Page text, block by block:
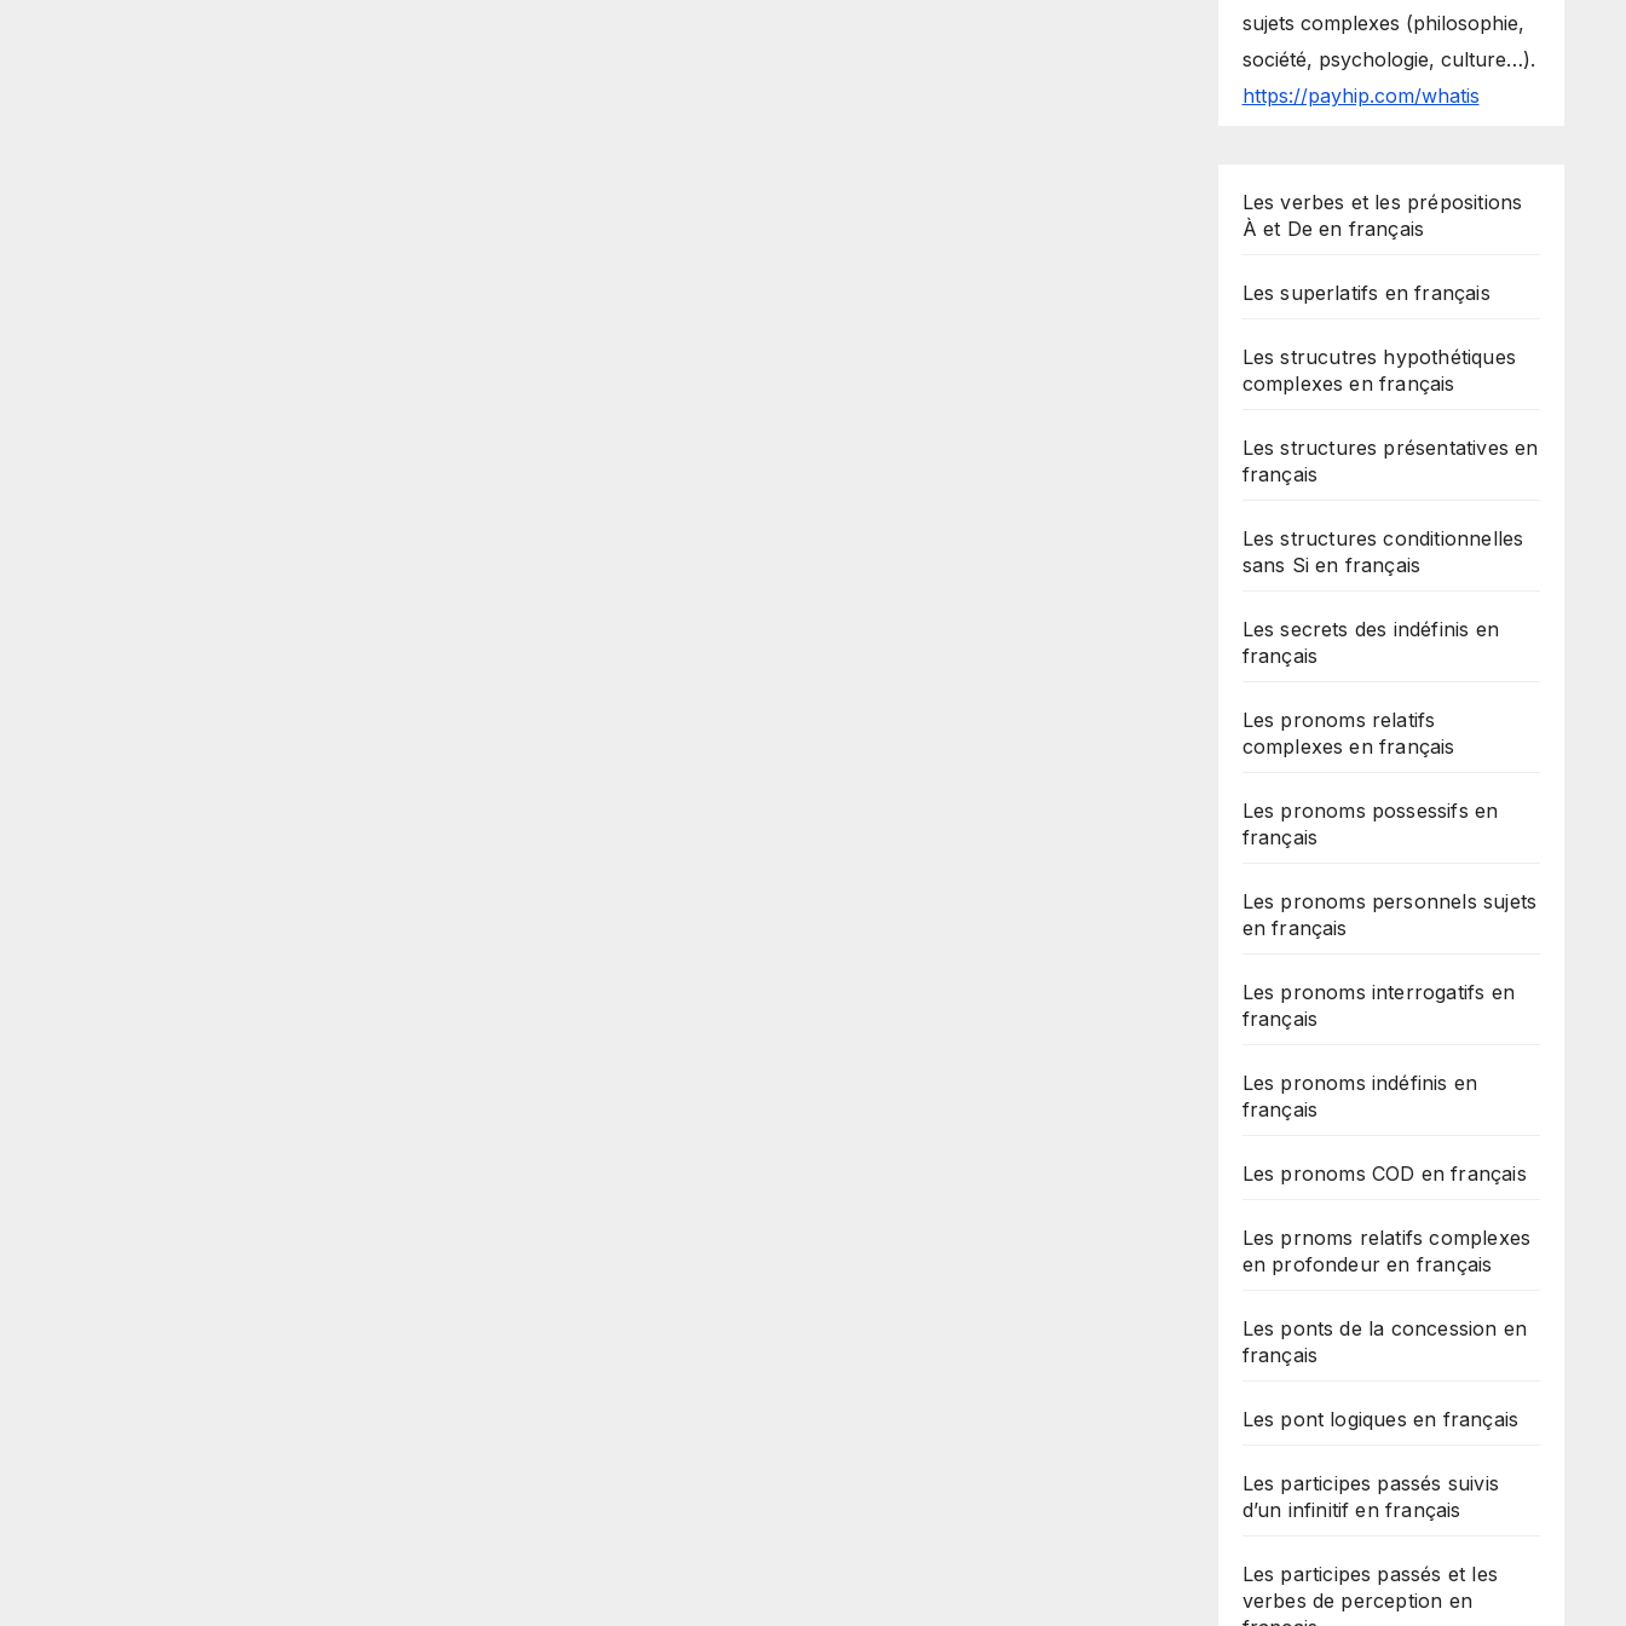
sujets complexes (philosophie,
société, psychologie, culture…).
https://payhip.com/whatis
Les verbes et les prépositions
À et De en français
Les superlatifs en français
Les strucutres hypothétiques
complexes en français
Les structures présentatives en
français
Les structures conditionnelles
sans Si en français
Les secrets des indéfinis en
français
Les pronoms relatifs
complexes en français
Les pronoms possessifs en
français
Les pronoms personnels sujets
en français
Les pronoms interrogatifs en
français
Les pronoms indéfinis en
français
Les pronoms COD en français
Les prnoms relatifs complexes
en profondeur en français
Les ponts de la concession en
français
Les pont logiques en français
Les participes passés suivis
d’un infinitif en français
Les participes passés et les
verbes de perception en